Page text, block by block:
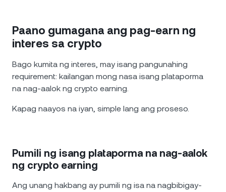
Paano gumagana ang pag-earn ng
interes sa crypto
Bago kumita ng interes, may isang pangunahing
requirement: kailangan mong nasa isang plataporma
na nag-aalok ng crypto earning.
Kapag naayos na iyan, simple lang ang proseso.
Pumili ng isang plataporma na nag-aalok
ng crypto earning
Ang unang hakbang ay pumili ng isa na nagbibigay-